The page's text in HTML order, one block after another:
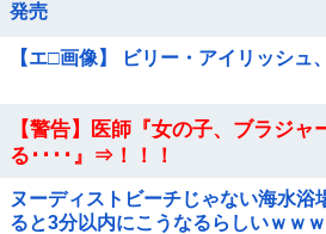
発売
【エ□画像】 ビリー・アイリッシュ
【警告】医師『女の子、ブラジャ
る････』⇒！！！
ヌーディストビーチじゃない海水浴
ると3分以内にこうなるらしいｗｗｗ